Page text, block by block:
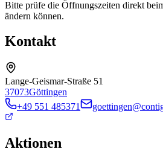
Bitte prüfe die Öffnungszeiten direkt
ändern können.
Kontakt
Lange-Geismar-Straße 51
37073Göttingen
+49 551 485371
Aktionen